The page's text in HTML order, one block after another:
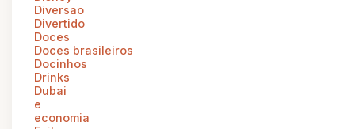
Diversao
Divertido
Doces
Doces brasileiros
Docinhos
Drinks
Dubai
e
economia